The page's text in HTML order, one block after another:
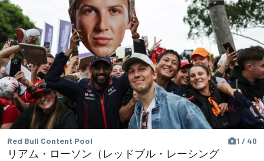
Red Bull Content Pool 1 / 40
リアム・ローソン（レッドブル・レーシング